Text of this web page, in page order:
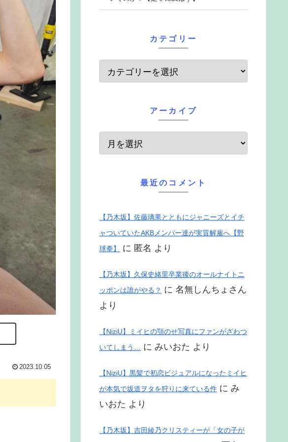
2023.10.05
カテゴリー
アーカイブ
最近のコメント
【乃木坂】佐藤璃果とともにジャニーズとイチ
ャついていたAKBメンバー達が実質解雇へ【野
球拳】
に 匿名 より
【乃木坂】久保史緒里卒業後のオールナイトニ
ッポンは誰がやる？ に 名無しんちょさん
より
【NiziU】ミイヒの顎のせ写真にファンがざわつ
いてしまう… に みいおた より
【NiziU】黒髪で初恋ビジュアルになったミイヒ
が本気で坂道ヲタを狩りに来ている件 に み
いおた より
【乃木坂】吉田綾乃クリスティーが「女の子が